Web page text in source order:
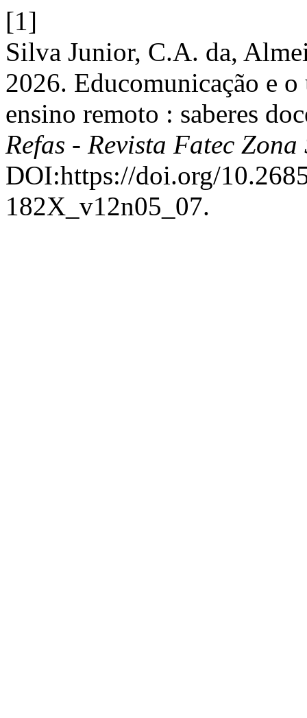
[1]
Silva Junior, C.A. da,
2026. Educomunicação e
ensino remoto : saberes
Refas - Revista Fatec Zona
DOI:https://doi.org/
182X_v12n05_07.